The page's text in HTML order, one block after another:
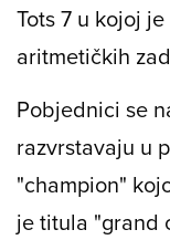
Tots 7 u kojoj
aritmetičkih
Pobjednici se
razvrstavaju u
"champion"
je titula "grand